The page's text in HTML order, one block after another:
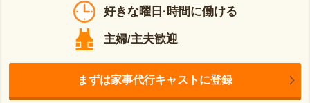
好きな曜日·時間に働ける
主婦/主夫歓迎
まずは家事代行キャストに登録